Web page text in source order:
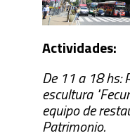
Actividades:
De 11 a 18 hs:
escultura
equipo de
Patrimonio.